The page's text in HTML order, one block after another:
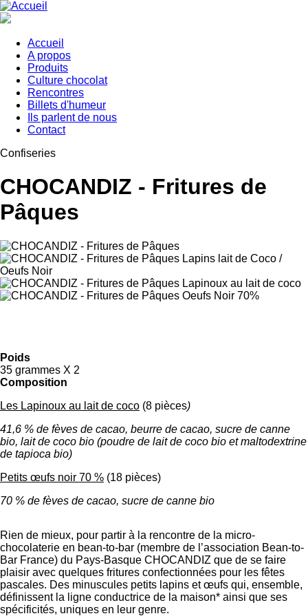
Aller
au
principal
Main
navigation
Accueil
A propos
Produits
Culture chocolat
Rencontres
Billets d'humeur
Ils parlent de nous
Contact
Confiseries
CHOCANDIZ - Fritures de
Pâques
Poids
35 grammes X 2
Composition
Les Lapinoux au lait de coco (8 pièces)
41,6 % de fèves de cacao, beurre de cacao, sucre de canne
bio, lait de coco bio (poudre de lait de coco bio et maltodextrine
de tapioca bio)
Petits œufs noir 70 % (18 pièces)
70 % de fèves de cacao, sucre de canne bio
Rien de mieux, pour partir à la rencontre de la micro-
chocolaterie en bean-to-bar (membre de l’association Bean-to-
Bar France) du Pays-Basque CHOCANDIZ que de se faire
plaisir avec quelques fritures confectionnées pour les fêtes
pascales. Des minuscules petits lapins et œufs qui, ensemble,
définissent la ligne conductrice de la maison* ainsi que ses
spécificités, uniques en leur genre.